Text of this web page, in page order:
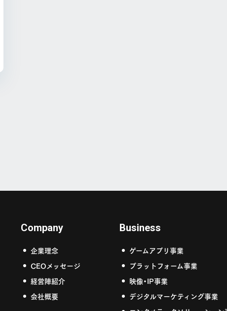
Company
企業理念
CEOメッセージ
経営陣紹介
会社概要
Business
ゲームアプリ事業
プラットフォーム事業
映像・IP事業
デジタルマーケティング事業